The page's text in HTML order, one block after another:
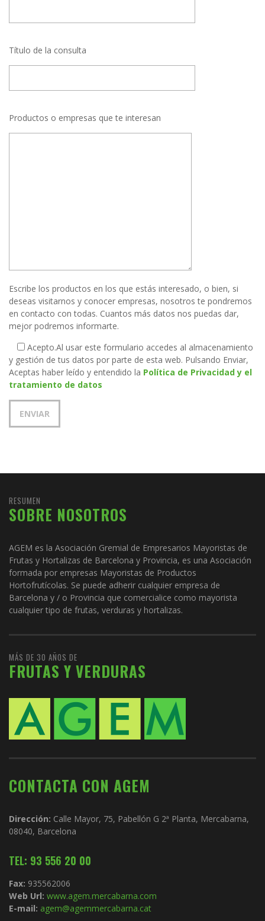
Título de la consulta
Productos o empresas que te interesan
Escribe los productos en los que estás interesado, o bien, si
deseas visitarnos y conocer empresas, nosotros te pondremos
en contacto con todas. Cuantos más datos nos puedas dar,
mejor podremos informarte.
Acepto.Al usar este formulario accedes al almacenamiento
y gestión de tus datos por parte de esta web. Pulsando Enviar,
Aceptas haber leído y entendido la Política de Privacidad y el
tratamiento de datos
RESUMEN
SOBRE NOSOTROS
AGEM es la Asociación Gremial de Empresarios Mayoristas de
Frutas y Hortalizas de Barcelona y Provincia, es una Asociación
formada por empresas Mayoristas de Productos
Hortofrutícolas. Se puede adherir cualquier empresa de
Barcelona y / o Provincia que comercialice como mayorista
cualquier tipo de frutas, verduras y hortalizas.
MÁS DE 30 AÑOS DE
FRUTAS Y VERDURAS
CONTACTA CON AGEM
Dirección: Calle Mayor, 75, Pabellón G 2ª Planta, Mercabarna,
08040, Barcelona
TEL: 93 556 20 00
Fax: 935562006
Web Url: www.agem.mercabarna.com
E-mail: agem@agemmercabarna.cat